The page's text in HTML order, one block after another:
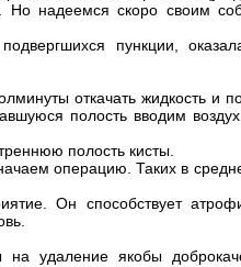
Но надеемся скоро своим
пункции,
откачать жидкость и
полость вводим
полость кисты.
операцию. Таких в
Он способствует
удаление якобы